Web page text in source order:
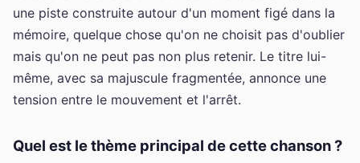
une piste construite autour d'un moment figé dans la
mémoire, quelque chose qu'on ne choisit pas d'oublier
mais qu'on ne peut pas non plus retenir. Le titre lui-
même, avec sa majuscule fragmentée, annonce une
tension entre le mouvement et l'arrêt.
Quel est le thème principal de cette chanson ?